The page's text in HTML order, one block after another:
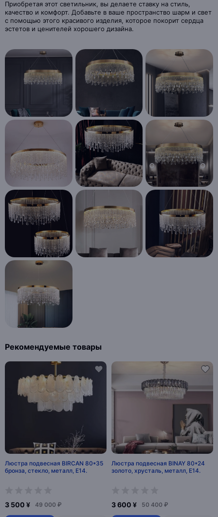
Приобретая этот светильник, вы делаете ставку на стиль,
качество и комфорт. Добавьте в ваше пространство шарм и свет
с помощью этого красивого изделия, которое покорит сердца
эстетов и ценителей хорошего дизайна.
Рекомендуемые товары
Люстра подвесная BIRCAN 80*35
бронза, стекло, металл, E14.
3 500 ¥ 49 000 ₽
Люстра подвесная BINAY 80*24
золото, хрусталь, металл, E14.
3 600 ¥ 50 400 ₽